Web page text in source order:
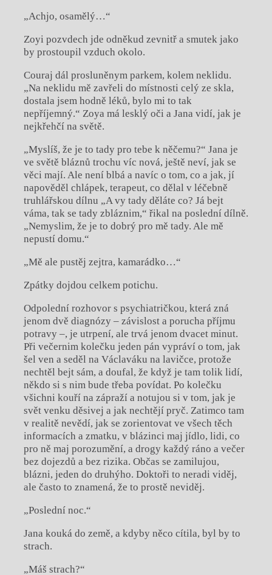
„Achjo, osamělý…“
Zoyi pozvdech jde odněkud zevnitř a smutek jako
by prostoupil vzduch okolo.
Couraj dál prosluněnym parkem, kolem neklidu.
„Na neklidu mě zavřeli do místnosti celý ze skla,
dostala jsem hodně léků, bylo mi to tak
nepříjemný.“ Zoya má lesklý oči a Jana vidí, jak je
nejkřehčí na světě.
„Myslíš, že je to tady pro tebe k něčemu?“ Jana je
ve světě bláznů trochu víc nová, ještě neví, jak se
věci mají. Ale není blbá a navíc o tom, co a jak, jí
napověděl chlápek, terapeut, co dělal v léčebně
truhlářskou dílnu „A vy tady děláte co? Já bejt
váma, tak se tady zbláznim,“ řikal na poslední dílně.
„Nemyslim, že je to dobrý pro mě tady. Ale mě
nepustí domu.“
„Mě ale pustěj zejtra, kamarádko…“
Zpátky dojdou celkem potichu.
Odpolední rozhovor s psychiatričkou, která zná
jenom dvě diagnózy – závislost a porucha příjmu
potravy –, je utrpení, ale trvá jenom dvacet minut.
Při večernim kolečku jeden pán vypráví o tom, jak
šel ven a seděl na Václaváku na lavičce, protože
nechtěl bejt sám, a doufal, že když je tam tolik lidí,
někdo si s nim bude třeba povídat. Po kolečku
všichni kouří na zápraží a notujou si v tom, jak je
svět venku děsivej a jak nechtějí pryč. Zatimco tam
v realitě nevědí, jak se zorientovat ve všech těch
informacích a zmatku, v blázinci maj jídlo, lidi, co
pro ně maj porozumění, a drogy každý ráno a večer
bez dojezdů a bez rizika. Občas se zamilujou,
blázni, jeden do druhýho. Doktoři to neradi viděj,
ale často to znamená, že to prostě neviděj.
„Poslední noc.“
Jana kouká do země, a kdyby něco cítila, byl by to
strach.
„Máš strach?“